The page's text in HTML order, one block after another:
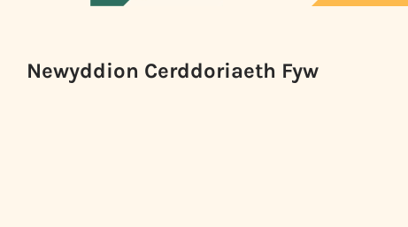
Newyddion Cerddoriaeth Fyw